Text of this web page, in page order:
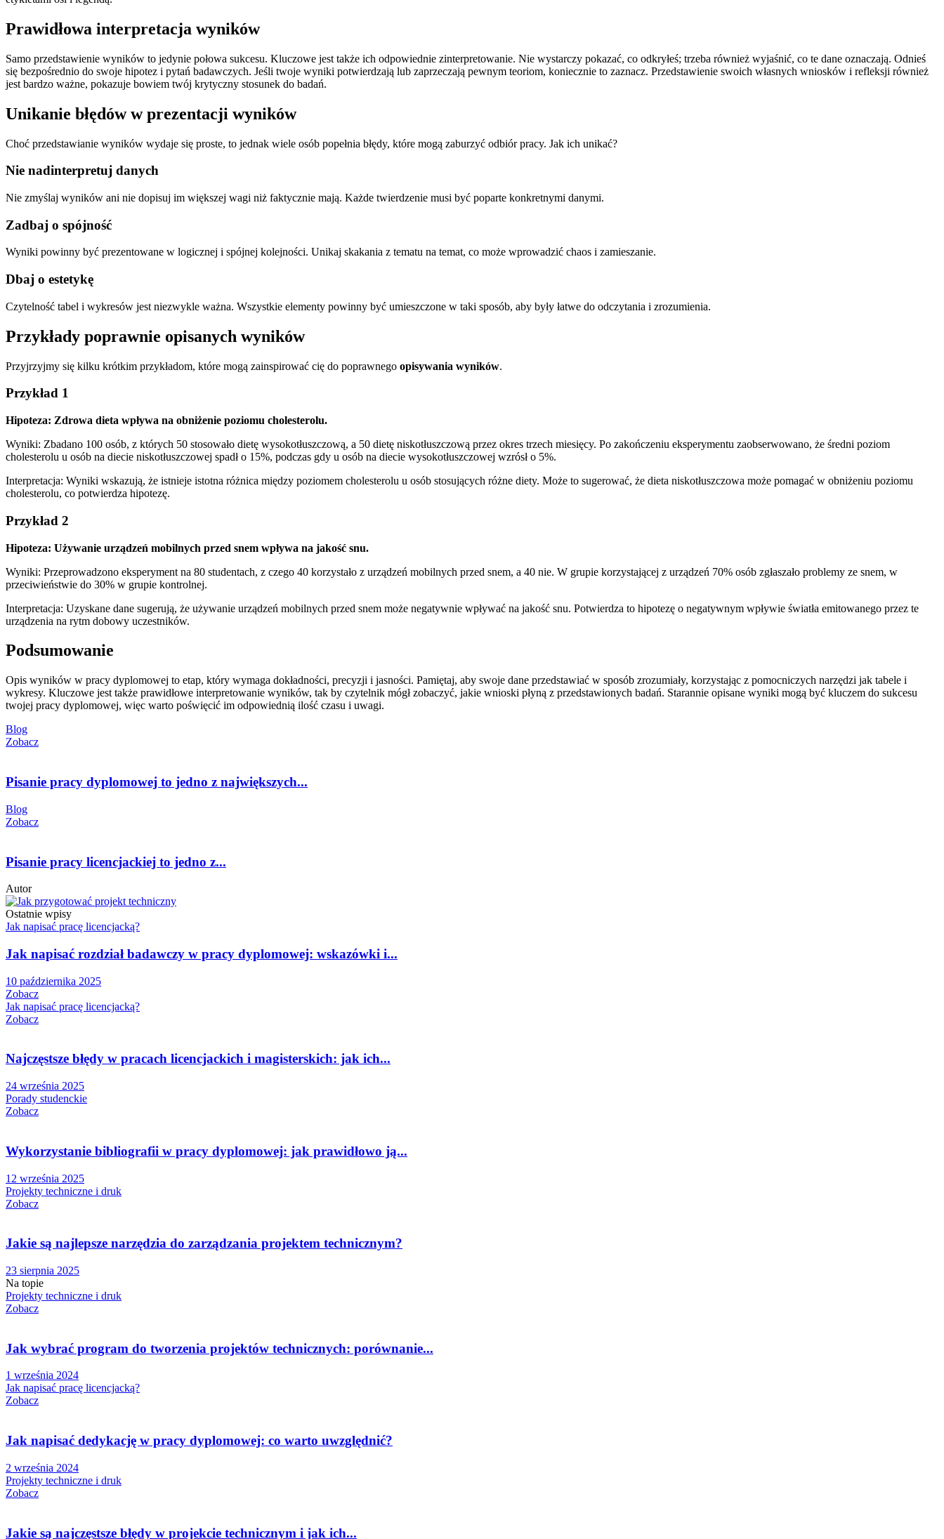
Prawidłowa interpretacja wyników
Samo przedstawienie wyników to jedynie połowa sukcesu. Kluczowe jest także ich odpowiednie zinterpretowanie. Nie wystarczy pokazać, co odkryłeś; trzeba również wyjaśnić, co te dane oznaczają. Odnieś
się bezpośrednio do swoje hipotez i pytań badawczych. Jeśli twoje wyniki potwierdzają lub zaprzeczają pewnym teoriom, koniecznie to zaznacz. Przedstawienie swoich własnych wniosków i refleksji również
jest bardzo ważne, pokazuje bowiem twój krytyczny stosunek do badań.
Unikanie błędów w prezentacji wyników
Choć przedstawianie wyników wydaje się proste, to jednak wiele osób popełnia błędy, które mogą zaburzyć odbiór pracy. Jak ich unikać?
Nie nadinterpretuj danych
Nie zmyślaj wyników ani nie dopisuj im większej wagi niż faktycznie mają. Każde twierdzenie musi być poparte konkretnymi danymi.
Zadbaj o spójność
Wyniki powinny być prezentowane w logicznej i spójnej kolejności. Unikaj skakania z tematu na temat, co może wprowadzić chaos i zamieszanie.
Dbaj o estetykę
Czytelność tabel i wykresów jest niezwykle ważna. Wszystkie elementy powinny być umieszczone w taki sposób, aby były łatwe do odczytania i zrozumienia.
Przykłady poprawnie opisanych wyników
Przyjrzyjmy się kilku krótkim przykładom, które mogą zainspirować cię do poprawnego opisywania wyników.
Przykład 1
Hipoteza: Zdrowa dieta wpływa na obniżenie poziomu cholesterolu.
Wyniki: Zbadano 100 osób, z których 50 stosowało dietę wysokotłuszczową, a 50 dietę niskotłuszczową przez okres trzech miesięcy. Po zakończeniu eksperymentu zaobserwowano, że średni poziom
cholesterolu u osób na diecie niskotłuszczowej spadł o 15%, podczas gdy u osób na diecie wysokotłuszczowej wzrósł o 5%.
Interpretacja: Wyniki wskazują, że istnieje istotna różnica między poziomem cholesterolu u osób stosujących różne diety. Może to sugerować, że dieta niskotłuszczowa może pomagać w obniżeniu poziomu
cholesterolu, co potwierdza hipotezę.
Przykład 2
Hipoteza: Używanie urządzeń mobilnych przed snem wpływa na jakość snu.
Wyniki: Przeprowadzono eksperyment na 80 studentach, z czego 40 korzystało z urządzeń mobilnych przed snem, a 40 nie. W grupie korzystającej z urządzeń 70% osób zgłaszało problemy ze snem, w
przeciwieństwie do 30% w grupie kontrolnej.
Interpretacja: Uzyskane dane sugerują, że używanie urządzeń mobilnych przed snem może negatywnie wpływać na jakość snu. Potwierdza to hipotezę o negatywnym wpływie światła emitowanego przez te
urządzenia na rytm dobowy uczestników.
Podsumowanie
Opis wyników w pracy dyplomowej to etap, który wymaga dokładności, precyzji i jasności. Pamiętaj, aby swoje dane przedstawiać w sposób zrozumiały, korzystając z pomocniczych narzędzi jak tabele i
wykresy. Kluczowe jest także prawidłowe interpretowanie wyników, tak by czytelnik mógł zobaczyć, jakie wnioski płyną z przedstawionych badań. Starannie opisane wyniki mogą być kluczem do sukcesu
twojej pracy dyplomowej, więc warto poświęcić im odpowiednią ilość czasu i uwagi.
Blog
Zobacz
Pisanie pracy dyplomowej to jedno z największych...
Blog
Zobacz
Pisanie pracy licencjackiej to jedno z...
Autor
Ostatnie wpisy
Jak napisać pracę licencjacką?
Jak napisać rozdział badawczy w pracy dyplomowej: wskazówki i...
10 października 2025
Zobacz
Jak napisać pracę licencjacką?
Zobacz
Najczęstsze błędy w pracach licencjackich i magisterskich: jak ich...
24 września 2025
Porady studenckie
Zobacz
Wykorzystanie bibliografii w pracy dyplomowej: jak prawidłowo ją...
12 września 2025
Projekty techniczne i druk
Zobacz
Jakie są najlepsze narzędzia do zarządzania projektem technicznym?
23 sierpnia 2025
Na topie
Projekty techniczne i druk
Zobacz
Jak wybrać program do tworzenia projektów technicznych: porównanie...
1 września 2024
Jak napisać pracę licencjacką?
Zobacz
Jak napisać dedykację w pracy dyplomowej: co warto uwzględnić?
2 września 2024
Projekty techniczne i druk
Zobacz
Jakie są najczęstsze błędy w projekcie technicznym i jak ich...